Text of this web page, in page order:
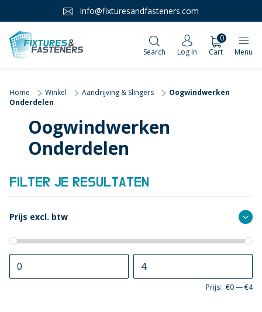
info@fixturesandfasteners.com
Search Log In
0
Cart
Menu
Home Winkel Aandrijving & Slingers
Oogwindwerken
Onderdelen
Oogwindwerken
Onderdelen
FILTER JE RESULTATEN
Prijs excl. btw
Prijs: €0—€4